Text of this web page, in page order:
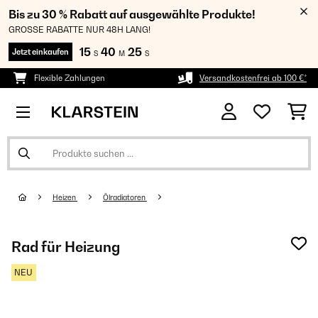
Bis zu 30 % Rabatt auf ausgewählte Produkte!
GROSSE RABATTE NUR 48H LANG!
Jetzt einkaufen 15 S 40 M 25 S
Flexible Zahlungen Versandkostenfrei ab 100 €*
Heizen Ölradiatoren
Rad für Heizung
NEU